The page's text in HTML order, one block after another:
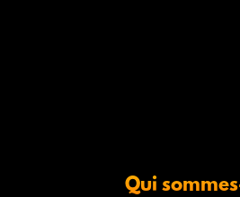
Qui